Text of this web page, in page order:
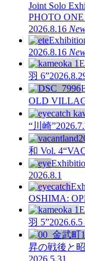
Joint Solo
PHOTO ONE
2026.8.16
2026.8.16
羽 6”
OLD
“川崎”
和 Vol. 4
2026.8.1
OSHIMA:
羽 5”
昇の戦後と